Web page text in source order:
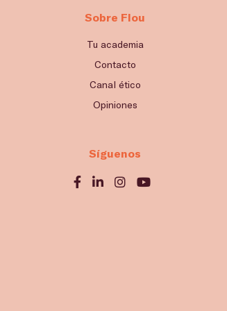
Sobre Flou
Tu academia
Contacto
Canal ético
Opiniones
Síguenos